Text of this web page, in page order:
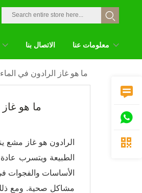
الاتصال بنا معلومات عنا
ما هو غاز الرادون في
ما هو
الرادون هو غاز مشع
الطبيعة ويتسرب
الأساسات والفجوات
مشاكل صحية. ومع


